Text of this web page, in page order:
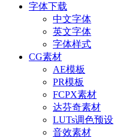
字体下载
中文字体
英文字体
字体样式
CG素材
AE模板
PR模板
FCPX素材
达芬奇素材
LUTs调色预设
音效素材